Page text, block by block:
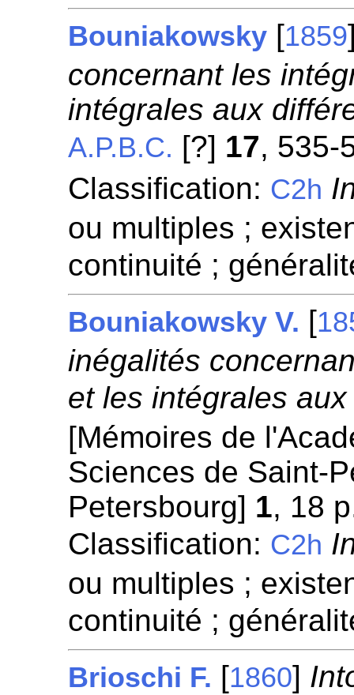
Bouniakowsky [1859
concernant les
intégrales aux
A.P.B.C. [?] 17, 535-
Classification: C2h
ou multiples ;
continuité ;
Bouniakowsky V. [
inégalités
et les intégrales
[Mémoires de
Sciences de Saint-
Petersbourg] 1, 18
Classification: C2h
ou multiples ;
continuité ;
Brioschi F. [1860]